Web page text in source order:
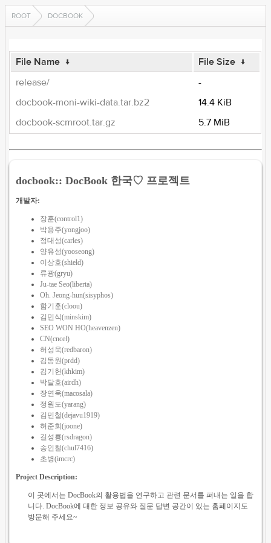
ROOT DOCBOOK
File Name ↓ File Size ↓
release/
-
docbook-moni-wiki-data.tar.bz2
14.4 KiB
docbook-scmroot.tar.gz
5.7 MiB
docbook:: DocBook 한국♡ 프로젝트
개발자:
장훈(control1)
박용주(yongjoo)
정대성(carles)
양유성(yooseong)
이상호(shield)
류광(gryu)
Ju-tae Seo(liberta)
Oh. Jeong-hun(sisyphos)
함기훈(cloou)
김민식(minskim)
SEO WON HO(heavenzen)
CN(cncel)
허성욱(redbaron)
김동원(prdd)
김기헌(khkim)
박달호(airdh)
장연욱(macosala)
정원도(yarang)
김민철(dejavu1919)
허준회(joone)
길성룡(rsdragon)
송인철(chul7416)
초병(imcrc)
Project Description:
이 곳에서는 DocBook의 활용법을 연구하고 관련 문서를 펴내는 일을 합
니다. DocBook에 대한 정보 공유와 질문 답변 공간이 있는 홈페이지도
방문해 주세요~